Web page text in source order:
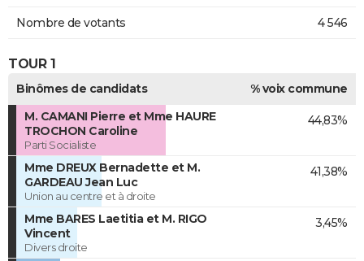
Nombre de votants 4 546
TOUR 1
Binômes de candidats
% voix commune
M. CAMANI Pierre et Mme HAURE
TROCHON Caroline
Parti Socialiste
44,83%
Mme DREUX Bernadette et M.
GARDEAU Jean Luc
Union au centre et à droite
41,38%
Mme BARES Laetitia et M. RIGO
Vincent
Divers droite
3,45%